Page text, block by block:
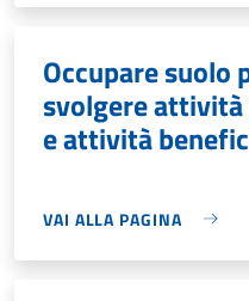
Occupare suolo
svolgere
e attività
VAI ALLA PAGINA